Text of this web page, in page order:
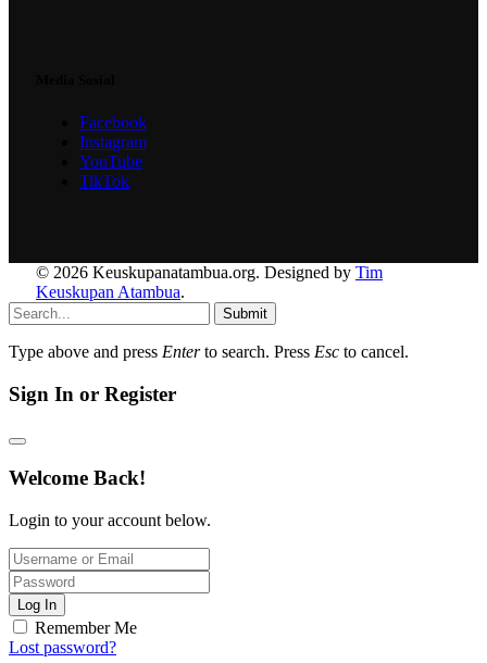
Facebook
Instagram
YouTube
TikTok
© 2026 Keuskupanatambua.org. Designed by Tim
Keuskupan Atambua.
Submit
Type above and press Enterto search. Press Esc to cancel.
Sign In or Register
Welcome Back!
Login to your account below.
Log In
Remember Me
Lost password?